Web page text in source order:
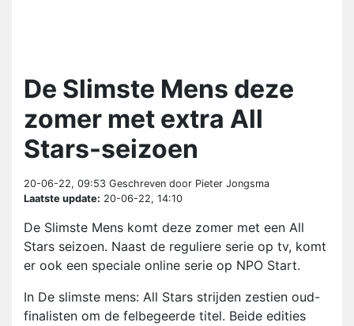
De Slimste Mens deze
zomer met extra All
Stars-seizoen
20-06-22, 09:53 Geschreven door Pieter Jongsma
Laatste update: 20-06-22, 14:10
De Slimste Mens komt deze zomer met een All
Stars seizoen. Naast de reguliere serie op tv, komt
er ook een speciale online serie op NPO Start.
In De slimste mens: All Stars strijden zestien oud-
finalisten om de felbegeerde titel. Beide edities